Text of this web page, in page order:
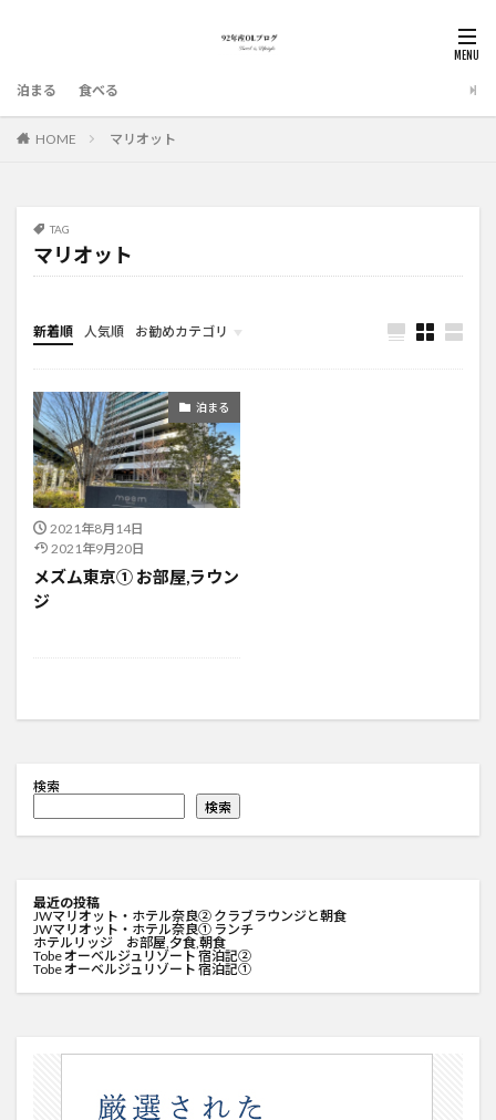
泊まる 食べる
HOME マリオット
TAG
マリオット
新着順 人気順 お勧めカテゴリ
泊まる
泊まる
2021年8月14日
2021年9月20日
メズム東京① お部屋,ラウン
ジ
検索
検索
最近の投稿
JWマリオット・ホテル奈良② クラブラウンジと朝食
JWマリオット・ホテル奈良① ランチ
ホテルリッジ お部屋,夕食,朝食
Tobe オーベルジュリゾート 宿泊記②
Tobe オーベルジュリゾート 宿泊記①